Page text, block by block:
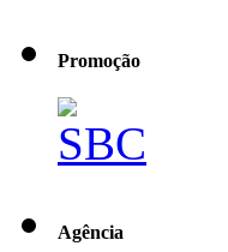
Promoção
Agência